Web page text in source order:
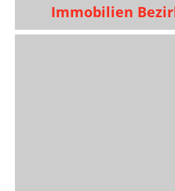
Immobilien